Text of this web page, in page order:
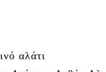
αλάτι